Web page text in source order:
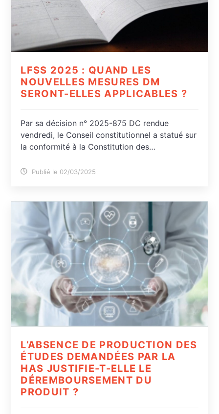
LFSS 2025 : QUAND LES
NOUVELLES MESURES DM
SERONT-ELLES APPLICABLES ?
Par sa décision n° 2025-875 DC rendue
vendredi, le Conseil constitutionnel a statué sur
la conformité à la Constitution des…
Publié le 02/03/2025
L’ABSENCE DE PRODUCTION DES
ÉTUDES DEMANDÉES PAR LA
HAS JUSTIFIE-T-ELLE LE
DÉREMBOURSEMENT DU
PRODUIT ?